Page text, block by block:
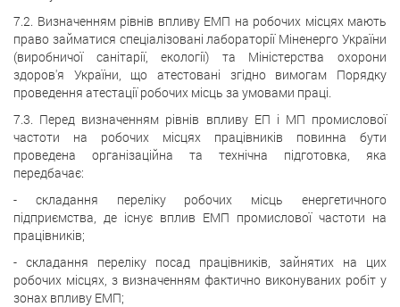
7.2. Визначенням рівнів впливу ЕМП на робочих місцях мають
право займатися спеціалізовані лабораторії Міненерго України
(виробничої санітарії, екології) та Міністерства охорони
здоров'я України, що атестовані згідно вимогам Порядку
проведення атестації робочих місць за умовами праці.
7.3. Перед визначенням рівнів впливу ЕП і МП промислової
частоти на робочих місцях працівників повинна бути
проведена організаційна та технічна підготовка, яка
передбачає:
- складання переліку робочих місць енергетичного
підприємства, де існує вплив ЕМП промислової частоти на
працівників;
- складання переліку посад працівників, зайнятих на цих
робочих місцях, з визначенням фактично виконуваних робіт у
зонах впливу ЕМП;